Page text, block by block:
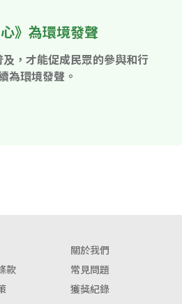
》為環境發聲
，才能促成民眾的參與和行
為環境發聲。
關於我們
款 常見問題
獲獎紀錄